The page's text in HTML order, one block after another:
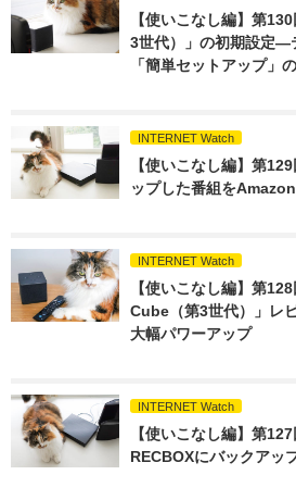
【使いこなし編】第
3世代）」の初期設定―
「簡単セットアップ」
INTERNET Watch
【使いこなし編】第
ップした番組を
INTERNET Watch
【使いこなし編】第
Cube（第3世代）」レ
大幅パワーアップ
INTERNET Watch
【使いこなし編】第
RECBOXにバックアッ